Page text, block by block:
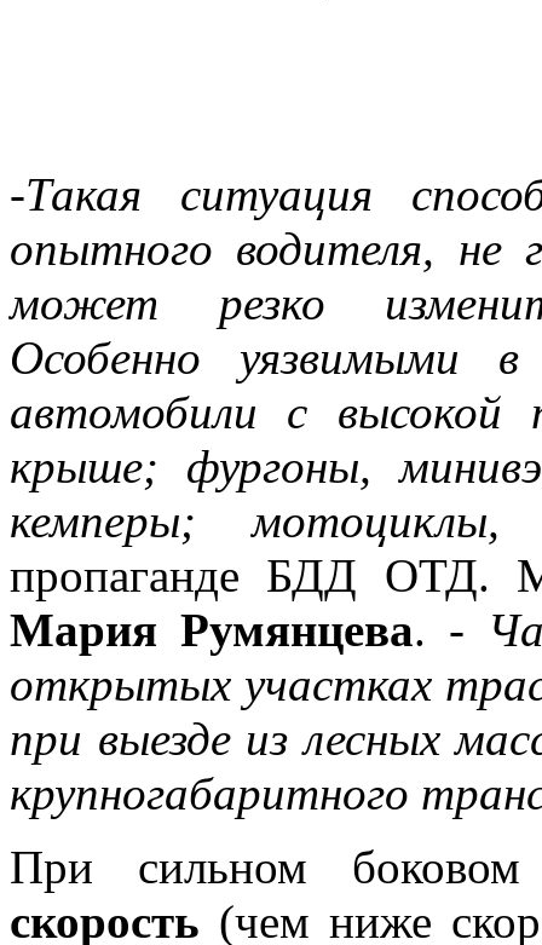
-Такая ситуация
опытного водителя, не
может резко
Особенно уязвимыми
автомобили с высокой
крыше; фургоны,
кемперы; мотоциклы,
пропаганде БДД ОТД.
Мария Румянцева. -
открытых участках
при выезде из лесных
крупногабаритного
При сильном
скорость (чем ниже